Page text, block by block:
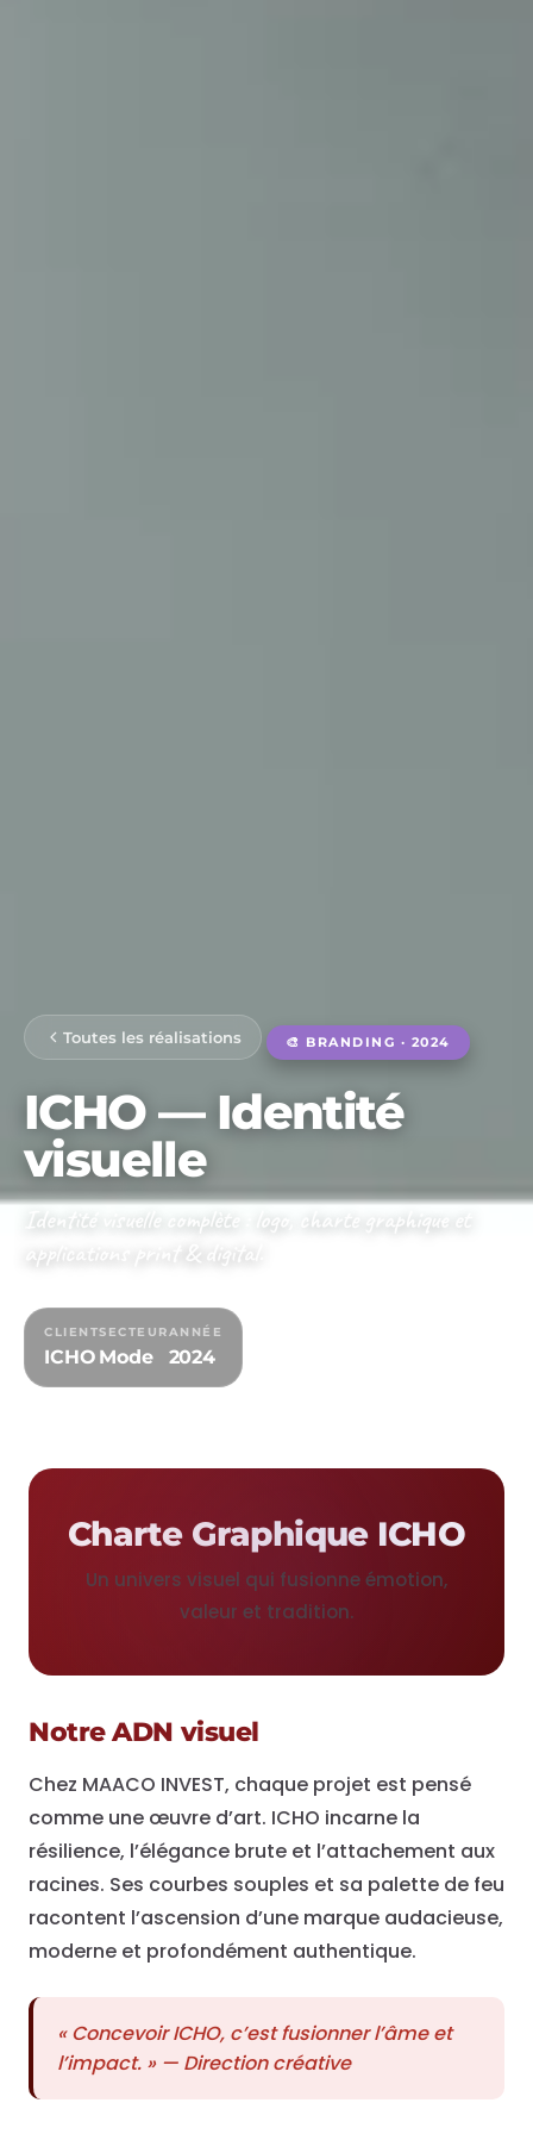
Toutes les réalisations 🎨 BRANDING · 2024
ICHO — Identité
visuelle
Identité visuelle complète : logo, charte graphique et
applications print & digital.
CLIENT
ICHO
SECTEUR
Mode
ANNÉE
2024
Charte Graphique ICHO
Un univers visuel qui fusionne émotion,
valeur et tradition.
Notre ADN visuel
Chez MAACO INVEST, chaque projet est pensé
comme une œuvre d’art. ICHO incarne la
résilience, l’élégance brute et l’attachement aux
racines. Ses courbes souples et sa palette de feu
racontent l’ascension d’une marque audacieuse,
moderne et profondément authentique.
« Concevoir ICHO, c’est fusionner l’âme et
l’impact. » — Direction créative